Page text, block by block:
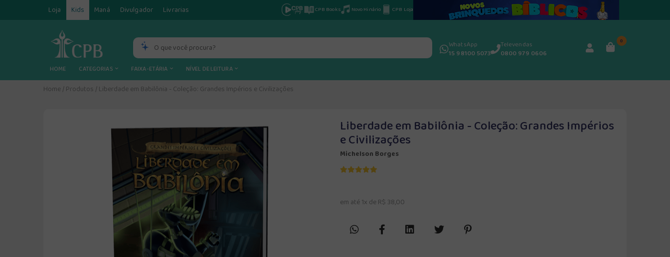
Loja Kids Maná Divulgador Livrarias CPB Books Novo Hinário CPB Loja
WhatsApp
15 98100 5073
Televendas
0800 979 0606
0
HOME CATEGORIAS FAIXA-ETÁRIA NÍVEL DE LEITURA
Home /Produtos /Liberdade em Babilônia - Coleção: Grandes Impérios e Civilizações
Liberdade em Babilônia - Coleção: Grandes Impérios
e Civilizações
Michelson Borges
em até 1x de R$ 38,00